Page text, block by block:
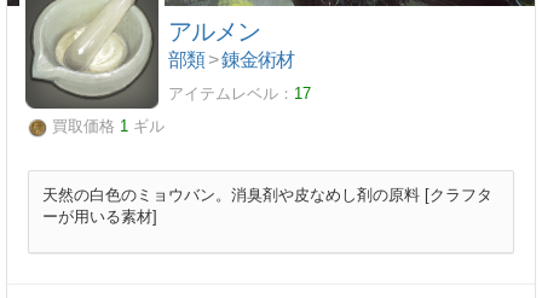
アルメン
部類>錬金術材
アイテムレベル： 17
買取価格 1 ギル
天然の白色のミョウバン。消臭剤や皮なめし剤の原料 [クラフタ
ーが用いる素材]